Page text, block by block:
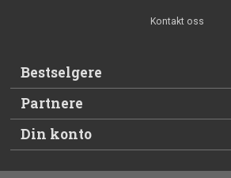
Kontakt oss
Bestselgere
Partnere
Din konto